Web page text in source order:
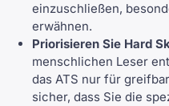
einzuschließen,
erwähnen.
Priorisieren Sie Hard
menschlichen Leser
das ATS nur für
sicher, dass Sie die